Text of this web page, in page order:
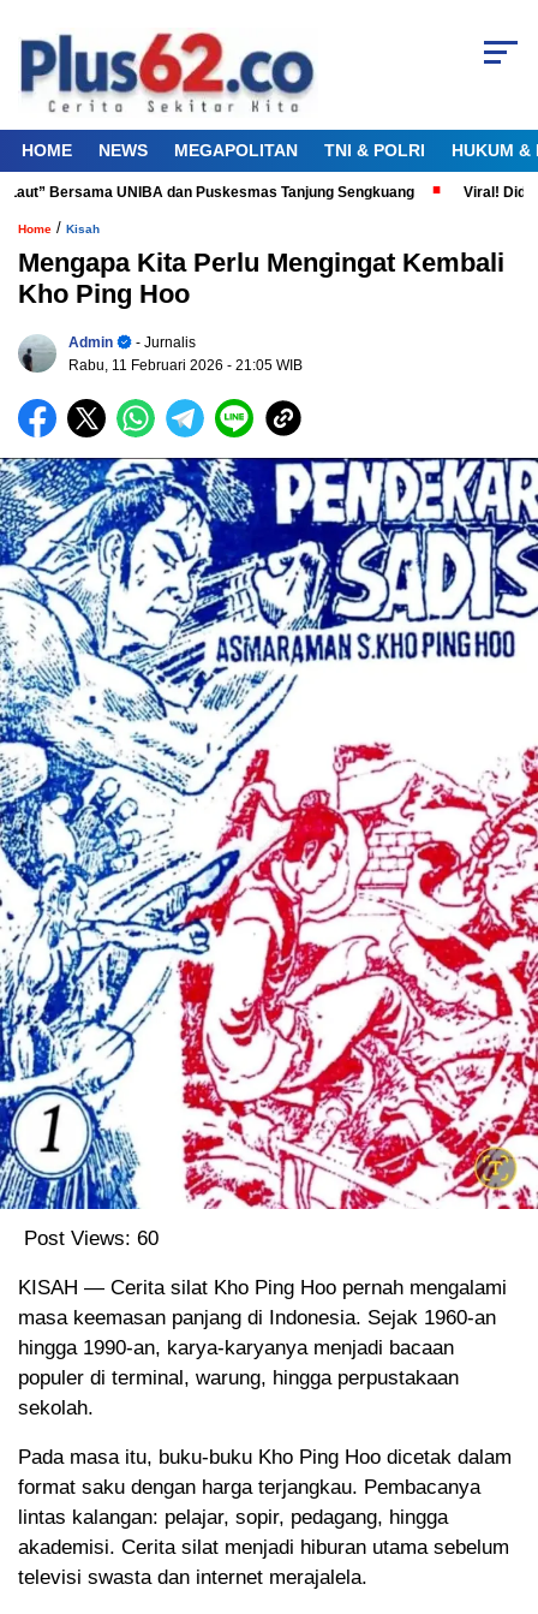
HOME NEWS MEGAPOLITAN TNI & POLRI HUKUM &
Bersama UNIBA dan Puskesmas Tanjung Sengkuang Viral! Diduga
Home / Kisah
Mengapa Kita Perlu Mengingat Kembali
Kho Ping Hoo
Admin
- Jurnalis
Rabu, 11 Februari 2026 - 21:05 WIB
Post Views: 60
KISAH — Cerita silat Kho Ping Hoo pernah mengalami
masa keemasan panjang di Indonesia. Sejak 1960-an
hingga 1990-an, karya-karyanya menjadi bacaan
populer di terminal, warung, hingga perpustakaan
sekolah.
Pada masa itu, buku-buku Kho Ping Hoo dicetak dalam
format saku dengan harga terjangkau. Pembacanya
lintas kalangan: pelajar, sopir, pedagang, hingga
akademisi. Cerita silat menjadi hiburan utama sebelum
televisi swasta dan internet merajalela.